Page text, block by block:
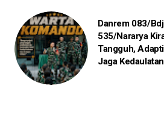
Danrem 083/
535/Nararya
Tangguh,
Jaga